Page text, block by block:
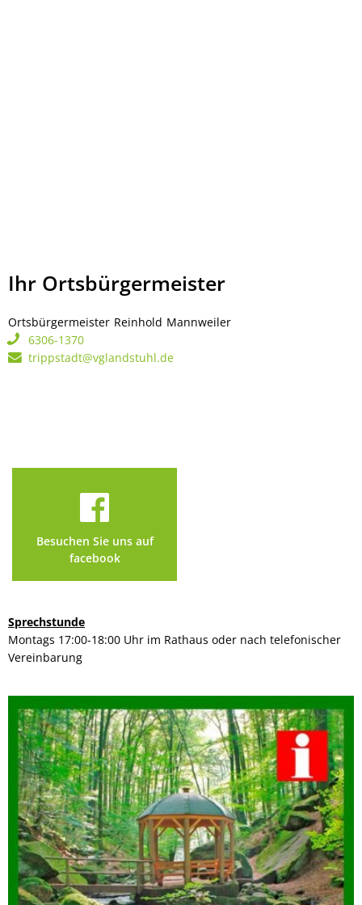
Ihr Ortsbürgermeister
Ortsbürgermeister Reinhold Mannweiler
6306-1370
trippstadt@vglandstuhl.de
Besuchen Sie uns auf
facebook
Sprechstunde
Montags 17:00-18:00 Uhr im Rathaus oder nach telefonischer
Vereinbarung